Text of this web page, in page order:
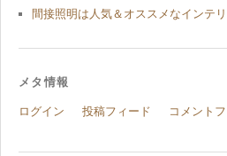
間接照明は人気＆オススメなインテ
メタ情報
ログイン 投稿フィード コメント